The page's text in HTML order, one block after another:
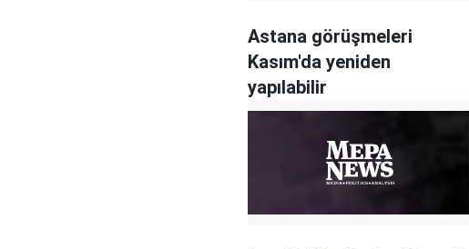
Astana görüşmeleri
Kasım'da yeniden
yapılabilir